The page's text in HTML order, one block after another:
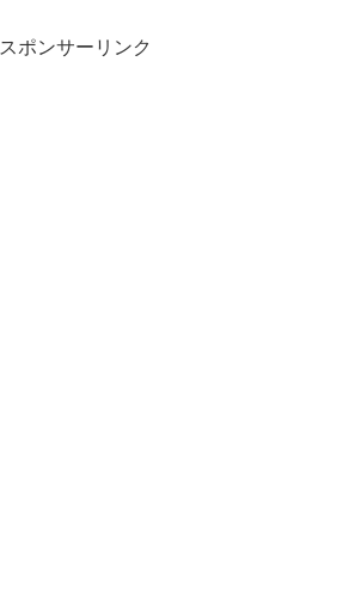
スポンサーリンク